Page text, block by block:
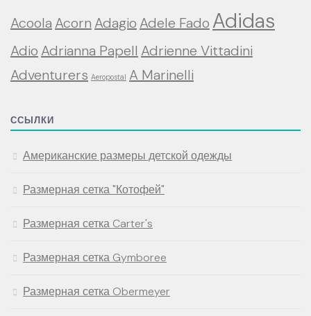
Acoola Acorn Adagio Adele Fado Adidas
Adio Adrianna Papell Adrienne Vittadini
Adventurers Aeropostal A Marinelli
ССЫЛКИ
Американские размеры детской одежды
Размерная сетка "Котофей"
Размерная сетка Carter's
Размерная сетка Gymboree
Размерная сетка Obermeyer